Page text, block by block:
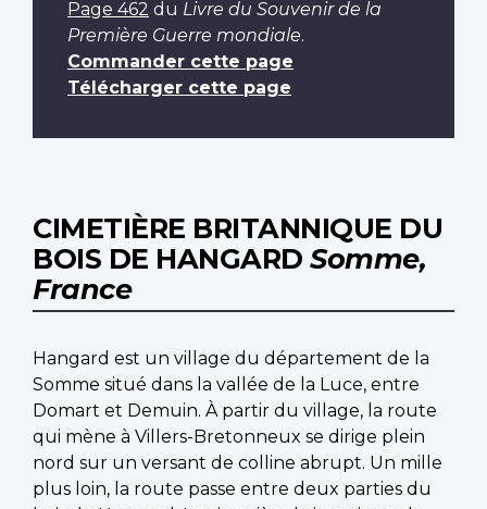
Page 462 du Livre du Souvenir de la
Première Guerre mondiale.
Commander cette page
Télécharger cette page
CIMETIÈRE BRITANNIQUE DU
BOIS DE HANGARD Somme,
France
Hangard est un village du département de la
Somme situé dans la vallée de la Luce, entre
Domart et Demuin. À partir du village, la route
qui mène à Villers-Bretonneux se dirige plein
nord sur un versant de colline abrupt. Un mille
plus loin, la route passe entre deux parties du